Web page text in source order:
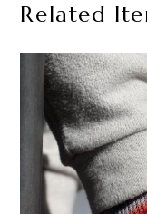
Related